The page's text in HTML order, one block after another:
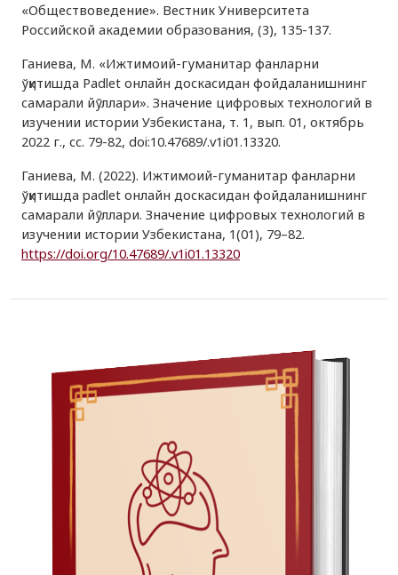
«Обществоведение». Вестник Университета
Российской академии образования, (3), 135-137.
Ганиева, М. «Ижтимоий-гуманитар фанларни
ўқитишда Padlet онлайн доскасидан фойдаланишнинг
самарали йўллари». Значение цифровых технологий в
изучении истории Узбекистана, т. 1, вып. 01, октябрь
2022 г., сс. 79-82, doi:10.47689/.v1i01.13320.
Ганиева, М. (2022). Ижтимоий-гуманитар фанларни
ўқитишда padlet онлайн доскасидан фойдаланишнинг
самарали йўллари. Значение цифровых технологий в
изучении истории Узбекистана, 1(01), 79–82.
https://doi.org/10.47689/.v1i01.13320